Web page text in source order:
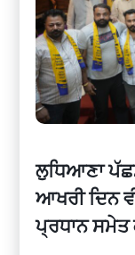
ਲੁਧਿਆਣਾ
ਆਖਰੀ ਦਿਨ
ਪ੍ਰਧਾਨ